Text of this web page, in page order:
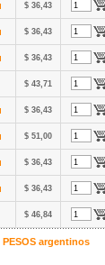
$ 36,43
$ 36,43
$ 36,43
$ 43,71
$ 36,43
$ 51,00
$ 36,43
$ 36,43
$ 46,84
PESOSargentinos